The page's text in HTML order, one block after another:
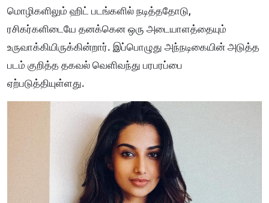
மொழிகளிலும் ஹிட் படங்களில் நடித்ததோடு,
ரசிகர்களிடையே தனக்கென ஒரு அடையாளத்தையும்
உருவாக்கியிருக்கின்றார். இப்பொழுது அந்நடிகையின் அடுத்த
படம் குறித்த தகவல் வெளிவந்து பரபரப்பை
ஏற்படுத்தியுள்ளது.